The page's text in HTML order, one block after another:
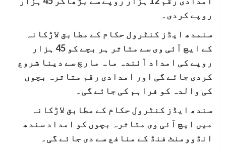
روپے کردی۔
سنمدھ ایڈز کنٹرول حکام کے مطابق لاڑکانہ
کے ایچ آئی وی سے متاثر ہر بچے کو 45 ہزار
روپے کی امداد آئندہ ماہ مارچ سے دینا شروع
کردی جائے گی اور امدادی رقم متاثرہ بچوں
کی والدہ کو فراہم کی جائے گی۔
سندھ ایڈز کنٹرول حکام کے مطابق لاڑکانہ
میں ایچ آئی وی متاثرہ بچوں کو امداد سندھ
انڈوومنٹ فنڈ کے منافع سے دی جائے گی۔